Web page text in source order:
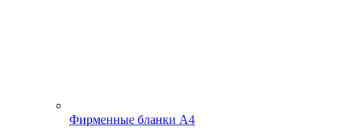
Фирменные бланки А4